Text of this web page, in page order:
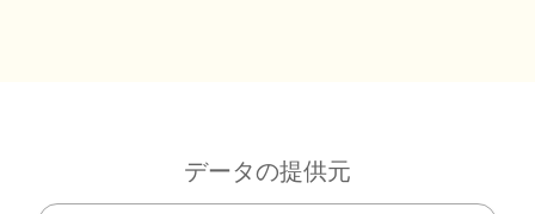
データの提供元